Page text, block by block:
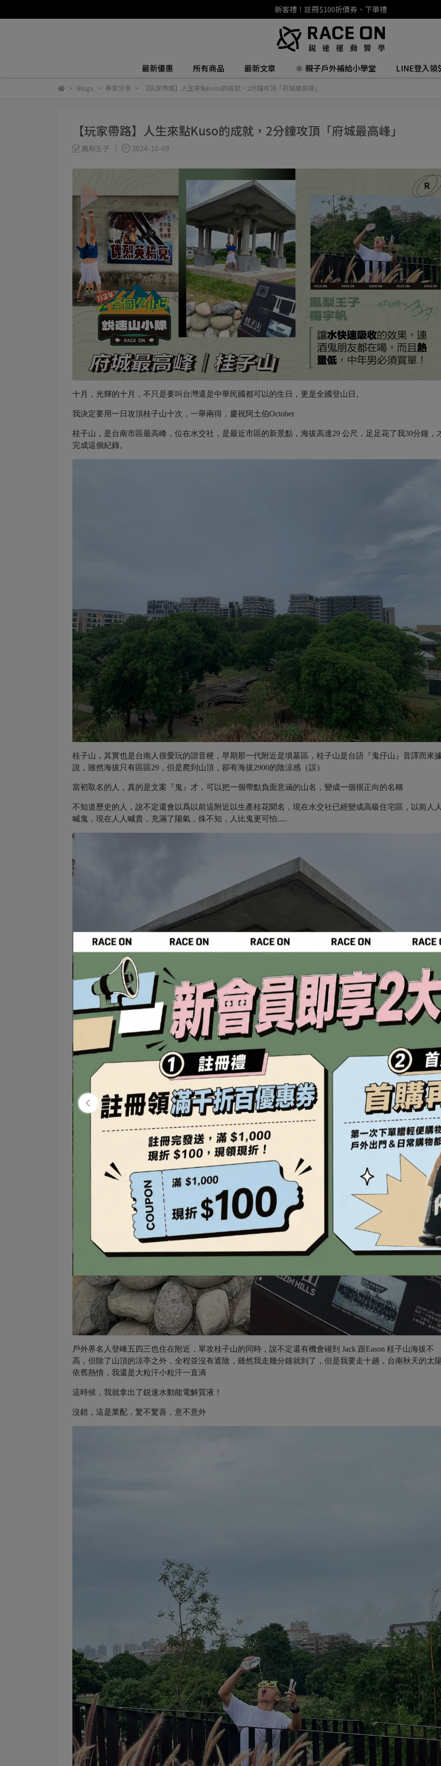
新客禮！註冊$100折價券、下單禮
最新優惠 所有商品 最新文章 🌞 親子戶外補給小學堂 LINE登入領
Blogs 專家分享 【玩家帶路】人生來點Kuso的成就，2分鐘攻頂「府城最高峰」
【玩家帶路】人生來點Kuso的成就，2分鐘攻頂「府城最高峰」
鳳梨王子 2024-10-09
⼗⽉，光輝的⼗⽉，不只是要叫台灣還是中華⺠國都可以的⽣⽇，更是全國登⼭⽇。
我決定要⽤⼀⽇攻頂桂⼦⼭⼗次，⼀舉兩得，慶祝阿⼟伯October
桂⼦⼭，是台南市區最⾼峰，位在⽔交社，是最近市區的新景點，海拔⾼達29 公尺，⾜⾜花了我30分鐘，
完成這個紀錄。
桂⼦⼭，其實也是台南⼈很愛玩的諧⾳梗，早期那⼀代附近是墳墓區，桂⼦⼭是台語『⿁仔⼭』⾳譯⽽來
說，雖然海拔只有區區29，但是爬到⼭頂，卻有海拔2900的陰涼感（誤）
當初取名的⼈，真的是⽂案『⿁』才，可以把⼀個帶點負⾯意涵的⼭名，變成⼀個很正向的名稱
不知道歷史的⼈，說不定還會以爲以前這附近以⽣產桂花聞名，現在⽔交社已經變成⾼級住宅區，以前⼈
喊⿁，現在⼈⼈喊貴，充滿了陽氣，殊不知，人比鬼更可怕.....
⼾外界名⼈登峰五四三也住在附近，單攻桂⼦⼭的同時，說不定還有機會碰到 Jack 跟Eason 桂⼦⼭海拔不
⾼，但除了⼭頂的涼亭之外，全程並沒有遮陰，雖然我走幾分鐘就到了，但是我要走⼗趟，台南秋天的太
依舊熱情，我還是⼤粒汗⼩粒汗⼀直滴
這時候，我就拿出了鋭速⽔動能電解質液！
沒錯，這是業配，驚不驚喜，意不意外